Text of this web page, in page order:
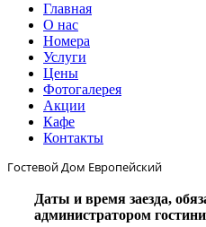
Главная
O нас
Номера
Услуги
Цены
Фотогалерея
Акции
Кафе
Контакты
Гостевой Дом Европейский
Даты и время заезда,
администратором